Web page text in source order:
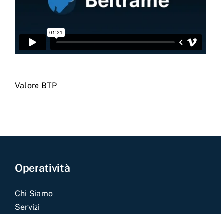
Valore BTP
Operatività
Chi Siamo
Servizi